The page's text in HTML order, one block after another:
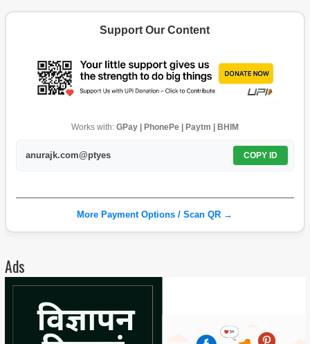
Support Our Content
Works with: GPay | PhonePe | Paytm | BHIM
anurajk.com@ptyes COPY ID
More Payment Options / Scan QR →
Ads